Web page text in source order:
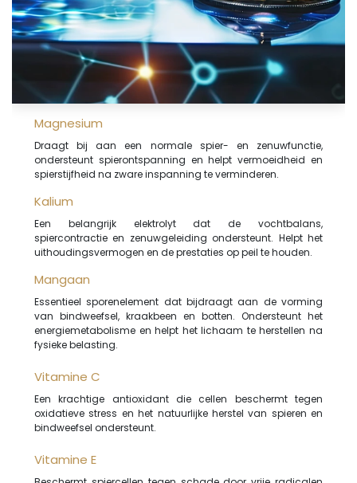
Magnesium
Draagt bij aan een normale spier- en zenuwfunctie,
ondersteunt spierontspanning en helpt vermoeidheid en
spierstijfheid na zware inspanning te verminderen.
Kalium
Een belangrijk elektrolyt dat de vochtbalans,
spiercontractie en zenuwgeleiding ondersteunt. Helpt het
uithoudingsvermogen en de prestaties op peil te houden.
Mangaan
Essentieel sporenelement dat bijdraagt aan de vorming
van bindweefsel, kraakbeen en botten. Ondersteunt het
energiemetabolisme en helpt het lichaam te herstellen na
fysieke belasting.
Vitamine C
Een krachtige antioxidant die cellen beschermt tegen
oxidatieve stress en het natuurlijke herstel van spieren en
bindweefsel ondersteunt.
Vitamine E